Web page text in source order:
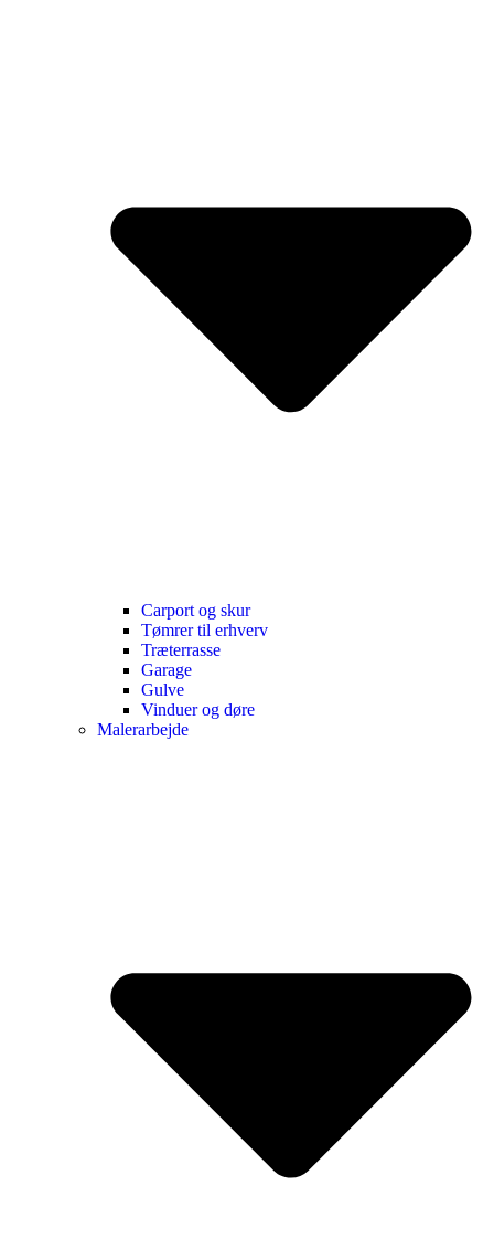
Carport og skur
Tømrer til erhverv
Træterrasse
Garage
Gulve
Vinduer og døre
Malerarbejde